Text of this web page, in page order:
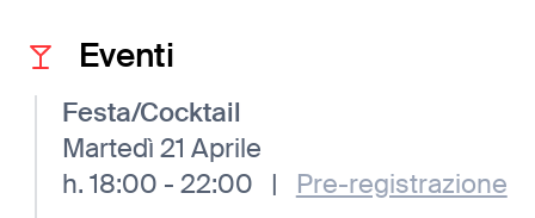
Eventi
Festa/Cocktail
Martedì 21 Aprile
h. 18:00 - 22:00
| Pre-registrazione